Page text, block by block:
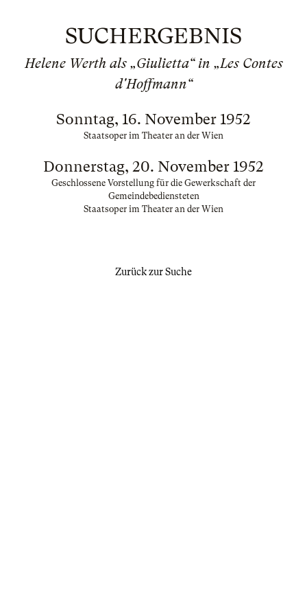
SUCHERGEBNIS
Helene Werth als „Giulietta“ in „Les Contes
d'Hoffmann“
Sonntag, 16. November 1952
Staatsoper im Theater an der Wien
Donnerstag, 20. November 1952
Geschlossene Vorstellung für die Gewerkschaft der
Gemeindebediensteten
Staatsoper im Theater an der Wien
Zurück zur Suche